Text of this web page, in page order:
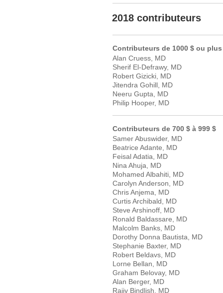
2018 contributeurs
Contributeurs de 1000 $ ou plus
Alan Cruess, MD
Sherif El-Defrawy, MD
Robert Gizicki, MD
Jitendra Gohill, MD
Neeru Gupta, MD
Philip Hooper, MD
Contributeurs de 700 $ à 999 $
Samer Abuswider, MD
Beatrice Adante, MD
Feisal Adatia, MD
Nina Ahuja, MD
Mohamed Albahiti, MD
Carolyn Anderson, MD
Chris Anjema, MD
Curtis Archibald, MD
Steve Arshinoff, MD
Ronald Baldassare, MD
Malcolm Banks, MD
Dorothy Donna Bautista, MD
Stephanie Baxter, MD
Robert Beldavs, MD
Lorne Bellan, MD
Graham Belovay, MD
Alan Berger, MD
Rajiv Bindlish, MD